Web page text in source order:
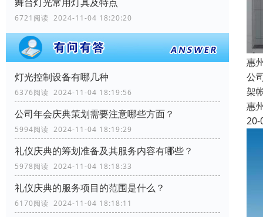
6721阅读 2024-11-04 18:20:20
灯光控制设备有哪几种
6376阅读 2024-11-04 18:19:56
公司年会庆典策划需要注意哪些方面？
5994阅读 2024-11-04 18:19:29
礼仪庆典的筹划准备及其服务内容有哪些？
5978阅读 2024-11-04 18:18:33
礼仪庆典的服务项目的范围是什么？
6170阅读 2024-11-04 18:18:11
惠
公
架
惠
20-